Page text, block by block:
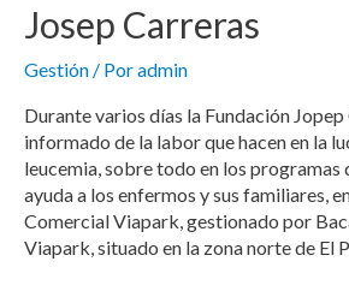
Josep Carreras
Gestión / Poradmin
Durante varios días la Fundación Jopep
informado de la labor que hacen en la
leucemia, sobre todo en los programas
ayuda a los enfermos y sus familiares,
Comercial Viapark, gestionado por
Viapark, situado en la zona norte de El